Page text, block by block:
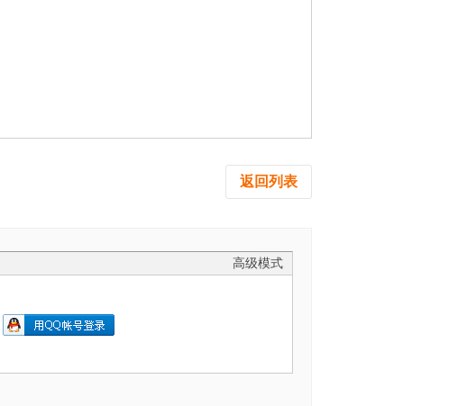
返回列表
高级模式